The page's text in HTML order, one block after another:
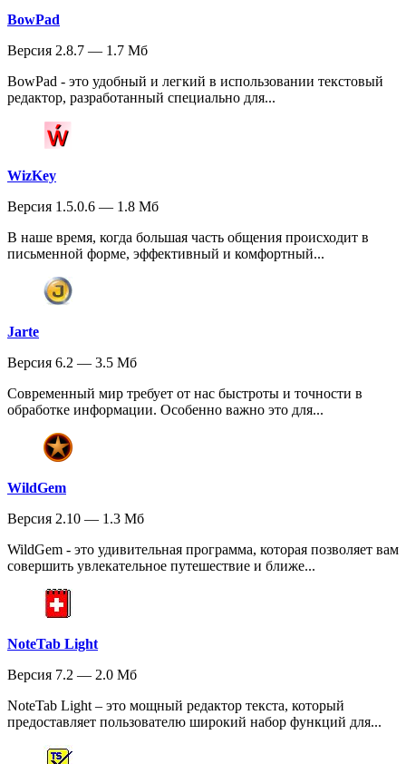
BowPad
Версия 2.8.7 — 1.7 Мб
BowPad - это удобный и легкий в использовании текстовый
редактор, разработанный специально для...
WizKey
Версия 1.5.0.6 — 1.8 Мб
В наше время, когда большая часть общения происходит в
письменной форме, эффективный и комфортный...
Jarte
Версия 6.2 — 3.5 Мб
Современный мир требует от нас быстроты и точности в
обработке информации. Особенно важно это для...
WildGem
Версия 2.10 — 1.3 Мб
WildGem - это удивительная программа, которая позволяет вам
совершить увлекательное путешествие и ближе...
NoteTab Light
Версия 7.2 — 2.0 Мб
NoteTab Light – это мощный редактор текста, который
предоставляет пользователю широкий набор функций для...